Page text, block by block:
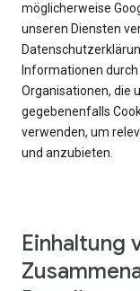
möglicherweise
unseren Diensten
Informationen
Organisationen, die
gegebenenfalls
verwenden, um
und anzubieten.
Einhaltung